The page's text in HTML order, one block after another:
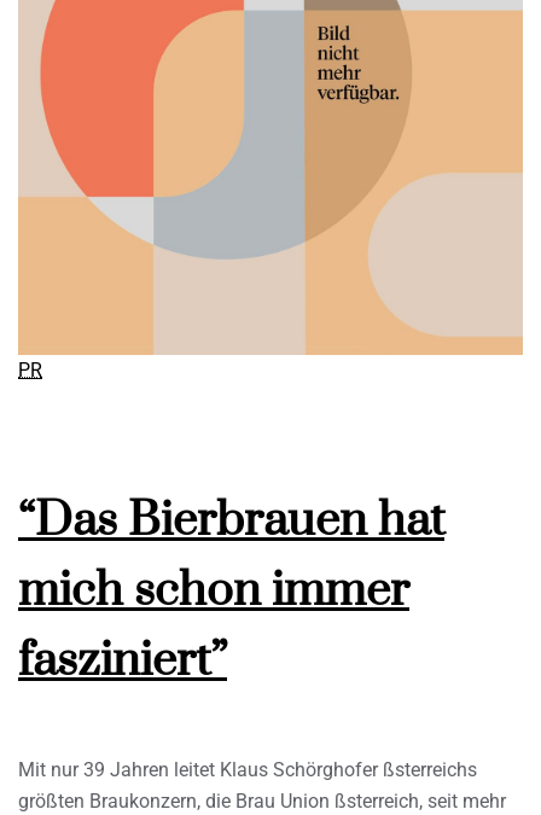
PR
“Das Bierbrauen hat
mich schon immer
fasziniert”
Mit nur 39 Jahren leitet Klaus Schörghofer ßsterreichs
größten Braukonzern, die Brau Union ßsterreich, seit mehr